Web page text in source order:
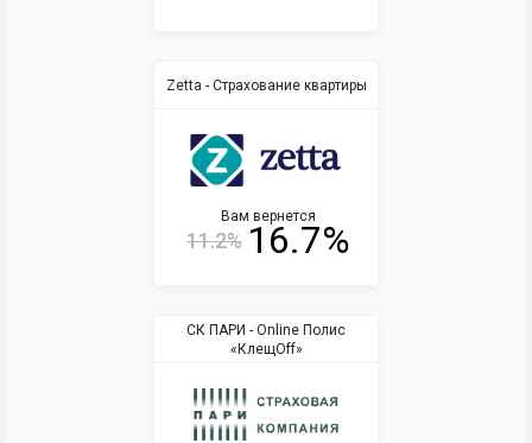
Zetta - Страхование квартиры
Вам вернется
11.2% 16.7%
СК ПАРИ - Online Полис
«КлещOff»